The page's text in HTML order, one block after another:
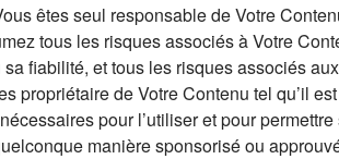
êtes seul responsable de Votre
tous les risques associés à Votre
fiabilité, et tous les risques associés
propriétaire de Votre Contenu tel qu’il
pour l’utiliser et pour
manière sponsorisé ou